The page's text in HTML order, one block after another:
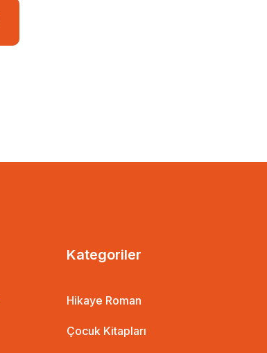
Kategoriler
Hikaye Roman
Çocuk Kitapları